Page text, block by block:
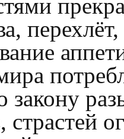
закону
страстей